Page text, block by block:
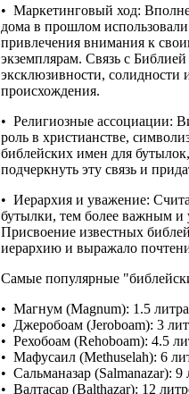
• Маркетинговый ход:
дома в прошлом
привлечения внимания к
экземплярам. Связь с
эксклюзивности, солидности
происхождения.
• Религиозные ассоциации:
роль в христианстве,
библейских имен для
подчеркнуть эту связь и
• Иерархия и уважение:
бутылки, тем более важным и
Присвоение известных
иерархию и выражало
Самые популярные
• Магнум (Magnum): 1.5
• Джеробоам (Jeroboam): 3
• Рехобоам (Rehoboam): 4.5
• Мафусаил (Methuselah): 6
• Сальманазар (Salmanazar):
• Валтасар (Balthazar): 12